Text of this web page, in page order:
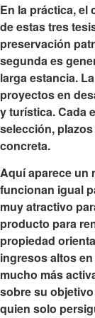
En la práctica, el
de estas tres
preservación
segunda es
larga estancia.
proyectos en
y turística. Cada
selección,
concreta.
Aquí aparece un
funcionan igual
muy atractivo
producto para
propiedad
ingresos altos
mucho más
sobre su
quien solo